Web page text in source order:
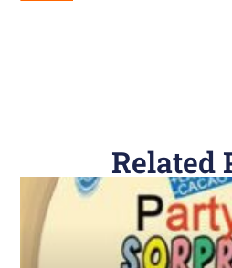
Related